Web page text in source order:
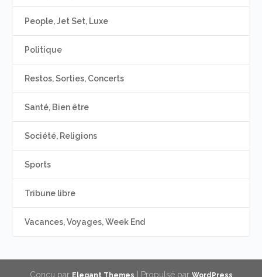
People, Jet Set, Luxe
Politique
Restos, Sorties, Concerts
Santé, Bien être
Société, Religions
Sports
Tribune libre
Vacances, Voyages, Week End
Conçu par Elegant Themes | Propulsé par WordPress